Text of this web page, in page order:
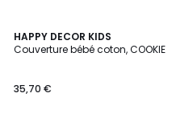
HAPPY DECOR KIDS
Couverture bébé coton, COOKIE
35,70 €